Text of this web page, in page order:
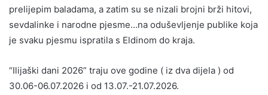
prelijepim baladama, a zatim su se nizali brojni brži hitovi,
sevdalinke i narodne pjesme…na oduševljenje publike koja
je svaku pjesmu ispratila s Eldinom do kraja.
“Ilijaški dani 2026” traju ove godine ( iz dva dijela ) od
30.06-06.07.2026 i od 13.07.-21.07.2026.